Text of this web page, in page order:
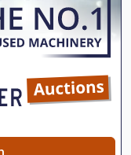
Ud T Rofx Ab
timer for
fra 4 kg/h til 70